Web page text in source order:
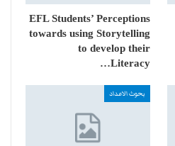
EFL Students’ Perceptions
towards using Storytelling
to develop their
Literacy…
بحوث الاعداد